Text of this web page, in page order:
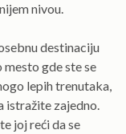
nivou.
destinaciju
mesto gde ste se
lepih trenutaka,
istražite zajedno.
joj reći da se